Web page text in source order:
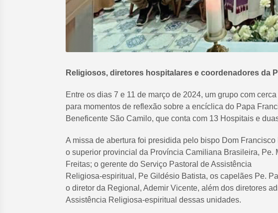
Religiosos, diretores hospitalares e coordenadores da
Entre os dias 7 e 11 de março de 2024, um grupo com
para momentos de reflexão sobre a encíclica do Papa
Beneficente São Camilo, que conta com 13 Hospitais e
A missa de abertura foi presidida pelo bispo Dom
o superior provincial da Província Camiliana Brasileira,
Freitas; o gerente do Serviço Pastoral de Assistência
Religiosa-espiritual, Pe Gildésio Batista, os capelães Pe.
o diretor da Regional, Ademir Vicente, além dos diretores
Assistência Religiosa-espiritual dessas unidades.